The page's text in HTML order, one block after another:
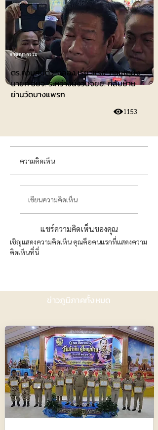
ตร.ควบคุมตัว 'ฉลอง เรี่ยวแรง' ก่อเหตุยิง
นายก อบจ. ระหว่างนั่งวินจยย. กลับบ้าน
ย่านวัดบางแพรก
1153
อาชญากรรม
ความคิดเห็น
เขียนความคิดเห็น
แชร์ความคิดเห็นของคุณ
เชิญแสดงความคิดเห็น คุณคือคนแรกที่แสดงความ
คิดเห็นที่นี่
ข่าวภูมิภาคทั้งหมด